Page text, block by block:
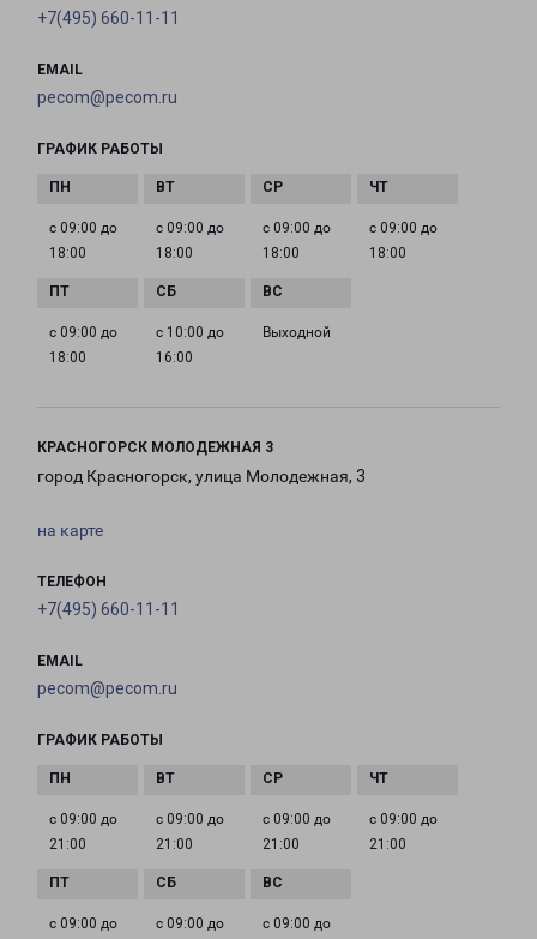
+7(495) 660-11-11
EMAIL
pecom@pecom.ru
ГРАФИК РАБОТЫ
с 09:00 до
18:00
с 09:00 до
18:00
с 09:00 до
18:00
с 09:00 до
18:00
с 09:00 до
18:00
с 10:00 до
16:00
Выходной
КРАСНОГОРСК МОЛОДЕЖНАЯ 3
город Красногорск, улица Молодежная, 3
на карте
ТЕЛЕФОН
+7(495) 660-11-11
EMAIL
pecom@pecom.ru
ГРАФИК РАБОТЫ
с 09:00 до
21:00
с 09:00 до
21:00
с 09:00 до
21:00
с 09:00 до
21:00
с 09:00 до
с 09:00 до
с 09:00 до